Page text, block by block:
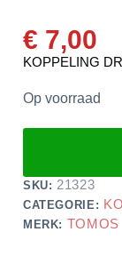
€ 7,00
KOPPELING
Op voorraad
SKU:21323
CATEGORIE:
MERK: TOMOS